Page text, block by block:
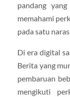
pandang
memahami
pada satu
Di era digital
Berita yang
pembaruan
mengikuti